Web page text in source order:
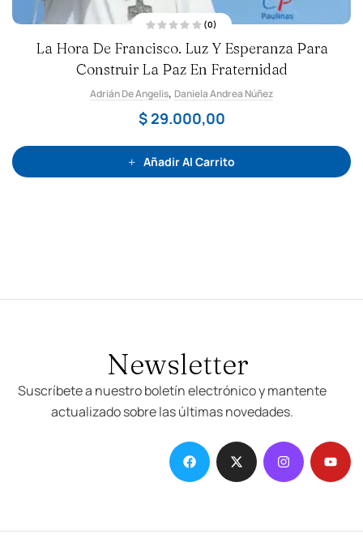
a
l
o
r
d
o
o
n
d
5
(0)
La Hora De Francisco. Luz Y Esperanza Para
Construir La Paz En Fraternidad
Adrián De Angelis, Daniela Andrea Núñez
$29.000,00
Añadir Al Carrito
Newsletter
Suscríbete a nuestro boletín electrónico y mantente
actualizado sobre las últimas novedades.